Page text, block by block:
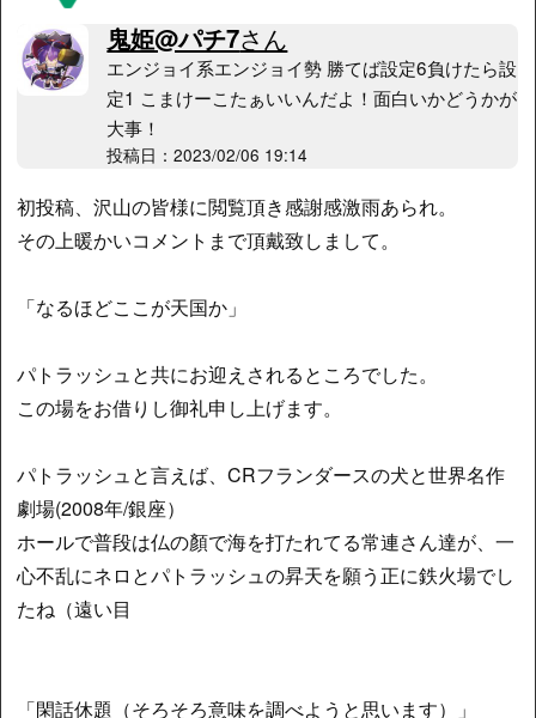
鬼姫@パチ7さん
エンジョイ系エンジョイ勢 勝てば設定6負けたら設
定1 こまけーこたぁいいんだよ！面白いかどうかが
大事！
投稿日：2023/02/06 19:14
初投稿、沢山の皆様に閲覧頂き感謝感激雨あられ。
その上暖かいコメントまで頂戴致しまして。
「なるほどここが天国か」
パトラッシュと共にお迎えされるところでした。
この場をお借りし御礼申し上げます。
パトラッシュと言えば、CRフランダースの犬と世界名作
劇場(2008年/銀座）
ホールで普段は仏の顏で海を打たれてる常連さん達が、一
心不乱にネロとパトラッシュの昇天を願う正に鉄火場でし
たね（遠い目
「閑話休題（そろそろ意味を調べようと思います）」